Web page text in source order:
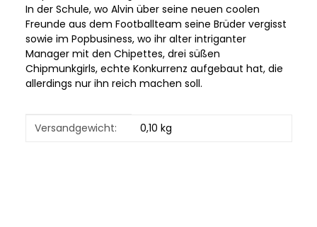
In der Schule, wo Alvin über seine neuen coolen
Freunde aus dem Footballteam seine Brüder vergisst
sowie im Popbusiness, wo ihr alter intriganter
Manager mit den Chipettes, drei süßen
Chipmunkgirls, echte Konkurrenz aufgebaut hat, die
allerdings nur ihn reich machen soll.
Produkteigenschaft
Wert
Versandgewicht: 0,10 kg